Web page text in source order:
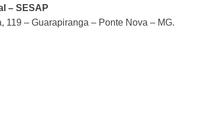
– SESAP
119 – Guarapiranga – Ponte Nova – MG.